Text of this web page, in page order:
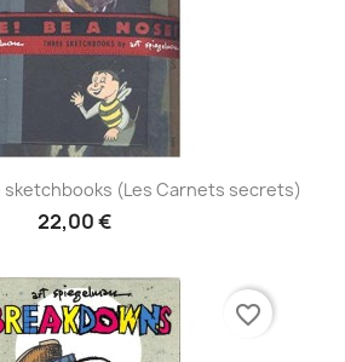
sketchbooks (Les Carnets secrets)
22,00 €
favorite_border